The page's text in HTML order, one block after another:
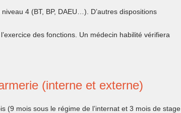
4 (BT, BP, DAEU…). D’autres dispositions
des fonctions. Un médecin habilité vérifiera
(interne et externe)
(9 mois sous le régime de l’internat et 3 mois de stage